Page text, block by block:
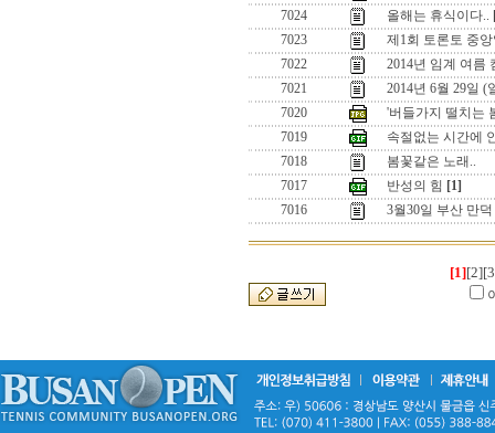
7024
올해는 휴식이다..
7023
제1회 토론토 중
7022
2014년 임계 여름
7021
2014년 6월 29일
7020
'버들가지 떨치는
7019
속절없는 시간에
7018
봄꽃같은 노래..
7017
반성의 힘 [1]
7016
3월30일 부산 만
[1][2]